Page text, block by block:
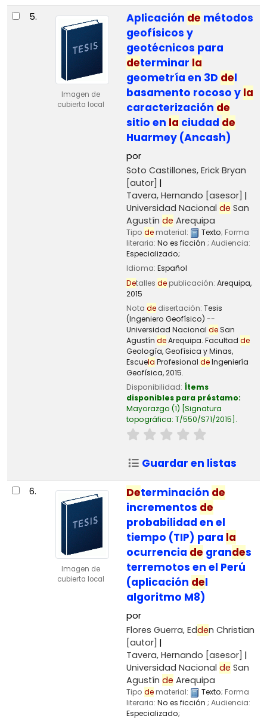
5.
Imagen de
cubierta local
Aplicación de métodos
geofísicos y
geotécnicos para
determinar la
geometría en 3D del
basamento rocoso y la
caracterización de
sitio en la ciudad de
Huarmey (Ancash)
por
Soto Castillones, Erick Bryan
[autor]
Tavera, Hernando [asesor]
Universidad Nacional de San
Agustín de Arequipa
Tipo dematerial: Texto; Forma
literaria: No es ficción ; Audiencia:
Especializado;
Idioma: Español
Detalles depublicación: Arequipa,
2015
Nota dedisertación: Tesis
(Ingeniero Geofísico) --
Universidad Nacional deSan
Agustín deArequipa. Facultad de
Geología, Geofísica y Minas,
Escuela Profesional deIngeniería
Geofísica, 2015.
Disponibilidad: Ítems
disponibles para préstamo:
Mayorazgo (1) Signatura
topográfica: T/550/S71/2015 .
Guardar en listas
6.
Imagen de
cubierta local
Determinación de
incrementos de
probabilidad en el
tiempo (TIP) para la
ocurrencia de grandes
terremotos en el Perú
(aplicación del
algoritmo M8)
por
Flores Guerra, Edden Christian
[autor]
Tavera, Hernando [asesor]
Universidad Nacional de San
Agustín de Arequipa
Tipo dematerial: Texto; Forma
literaria: No es ficción ; Audiencia:
Especializado;